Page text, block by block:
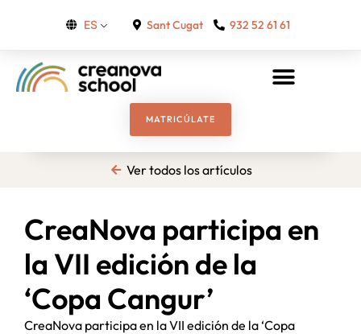
ES Sant Cugat 932 52 61 61
MATRICÚLATE
Ver todos los artículos
CreaNova participa en
la VII edición de la
‘Copa Cangur’
CreaNova participa en la VII edición de la ‘Copa